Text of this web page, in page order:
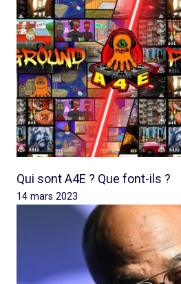
Qui sont A4E ? Que font-ils ?
14 mars 2023